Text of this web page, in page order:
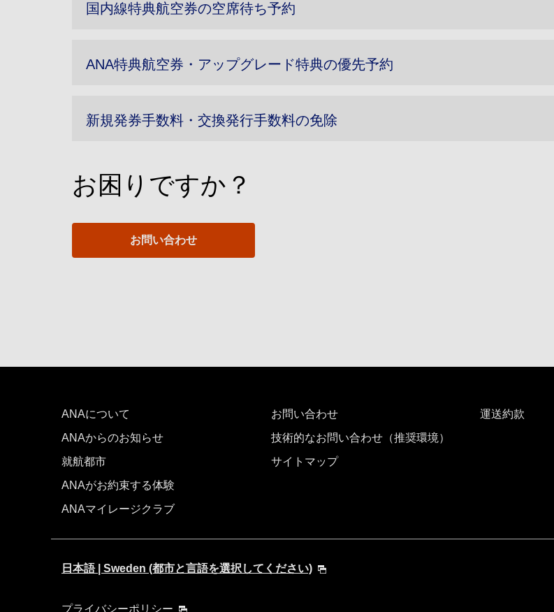
国内線特典航空券の空席待ち予約
ANA特典航空券・アップグレード特典の優先予約
新規発券手数料・交換発行手数料の免除
お困りですか？
お問い合わせ
ANAについて
ANAからのお知らせ
就航都市
ANAがお約束する体験
ANAマイレージクラブ
お問い合わせ
技術的なお問い合わせ（推奨環境）
サイトマップ
運送約款
日本語 | Sweden (都市と言語を選択してください)
プライバシーポリシー